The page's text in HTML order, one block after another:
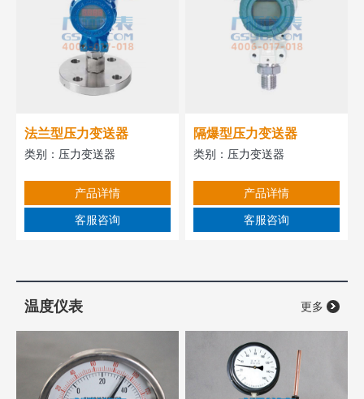
法兰型压力变送器
类别： 压力变送器
产品详情
客服咨询
隔爆型压力变送器
类别： 压力变送器
产品详情
客服咨询
温度仪表 更多